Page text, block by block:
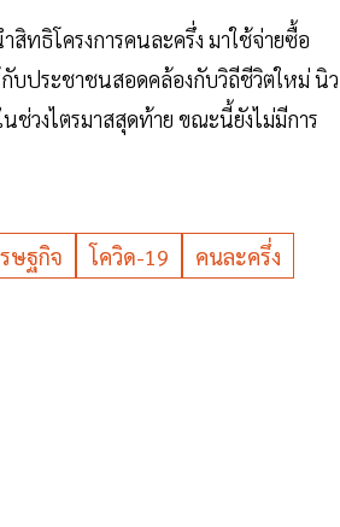
ทธิโครงการคนละครึ่ง มาใช้จ่ายซื้อ
บประชาชนสอดคล้องกับวิถีชีวิตใหม่ นิว
ช่วงไตรมาสสุดท้าย ขณะนี้ยังไม่มีการ
ษฐกิจ โควิด-19 คนละครึ่ง